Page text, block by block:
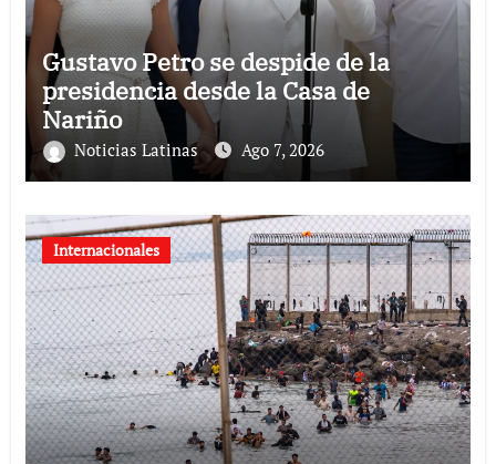
Gustavo Petro se despide de la
presidencia desde la Casa de
Nariño
Noticias Latinas Ago 7, 2026
Internacionales